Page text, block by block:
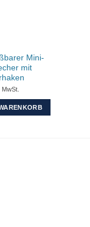
Mini-
mit